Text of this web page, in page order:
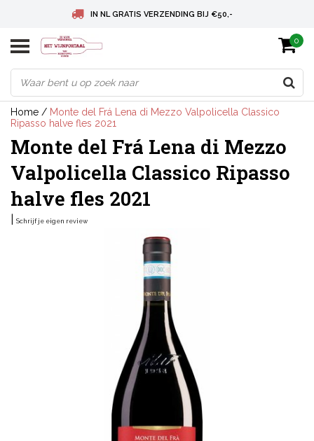
IN NL GRATIS VERZENDING BIJ €50,-
BELGIE GRATIS VERZENDING BIJ € 75
DEUTSCHLAND VERSANDKOSTENFREI AB € 75
0
Home / Monte del Frá Lena di Mezzo Valpolicella Classico
Ripasso halve fles 2021
Monte del Frá Lena di Mezzo
Valpolicella Classico Ripasso
halve fles 2021
Schrijf je eigen review